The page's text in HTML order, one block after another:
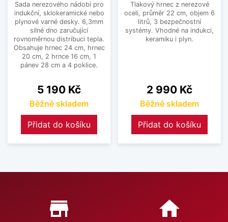
Sada nerezového nádobí pro
indukční, sklokeramické nebo
plynové varné desky. 6,3mm
silné dno zaručující
rovnoměrnou distribuci tepla.
Obsahuje hrnec 24 cm, hrnec
20 cm, 2 hrnce 16 cm, 1
pánev 28 cm a 4 poklice.
Cena
5 190 Kč
Běžně skladem
Přidat do košíku
Tlakový hrnec z nerezové
oceli, průměr 22 cm, objem 6
litrů, 3 bezpečnostní
systémy. Vhodné na indukci,
keramiku i plyn.
Cena
2 990 Kč
Běžně skladem
Přidat do košíku
Proč nakupovat u nás?
store_mall_directory home